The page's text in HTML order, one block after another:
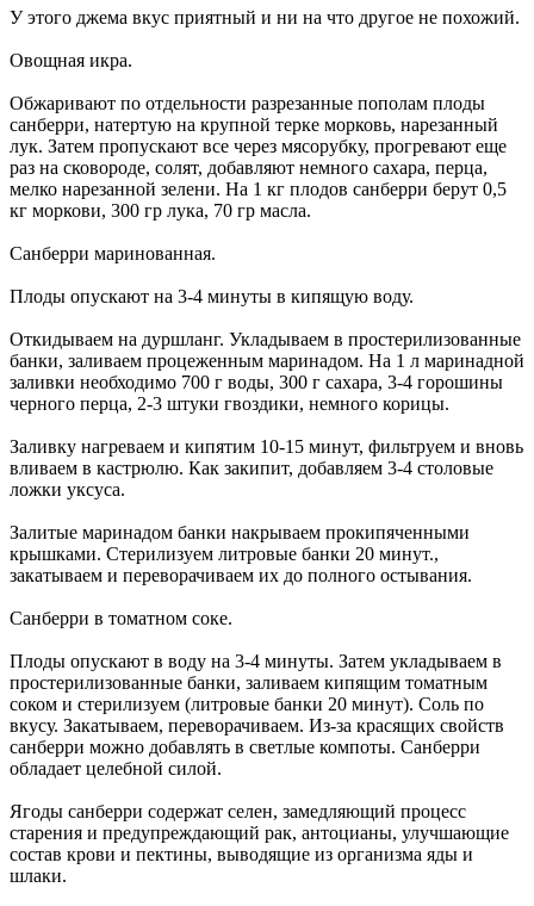
У этого джема вкус приятный и ни на что другое не похожий.
Овощная икра.
Обжаривают по отдельности разрезанные пополам плоды
санберри, натертую на крупной терке морковь, нарезанный
лук. Затем пропускают все через мясорубку, прогревают еще
раз на сковороде, солят, добавляют немного сахара, перца,
мелко нарезанной зелени. На 1 кг плодов санберри берут 0,5
кг моркови, 300 гр лука, 70 гр масла.
Санберри маринованная.
Плоды опускают на 3-4 минуты в кипящую воду.
Откидываем на дуршланг. Укладываем в простерилизованные
банки, заливаем процеженным маринадом. На 1 л маринадной
заливки необходимо 700 г воды, 300 г сахара, 3-4 горошины
черного перца, 2-3 штуки гвоздики, немного корицы.
Заливку нагреваем и кипятим 10-15 минут, фильтруем и вновь
вливаем в кастрюлю. Как закипит, добавляем 3-4 столовые
ложки уксуса.
Залитые маринадом банки накрываем прокипяченными
крышками. Стерилизуем литровые банки 20 минут.,
закатываем и переворачиваем их до полного остывания.
Санберри в томатном соке.
Плоды опускают в воду на 3-4 минуты. Затем укладываем в
простерилизованные банки, заливаем кипящим томатным
соком и стерилизуем (литровые банки 20 минут). Соль по
вкусу. Закатываем, переворачиваем. Из-за красящих свойств
санберри можно добавлять в светлые компоты. Санберри
обладает целебной силой.
Ягоды санберри содержат селен, замедляющий процесс
старения и предупреждающий рак, антоцианы, улучшающие
состав крови и пектины, выводящие из организма яды и
шлаки.